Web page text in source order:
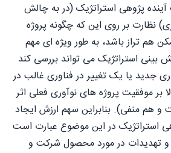
پژوهی استراتژیک (در به چالش
نظارت بر روی این که چگونه پروژه
هم تراز باشد، به طور ویژه ای مهم
بینی استراتژیک می تواند بررسی کند
جدید یا یک تغییر در فناوری غالب در
موفقیت پروژه های نوآوری فعلی اثر
و هم منفی). بنابراین سهم ارزش ایجاد
استراتژیک در این موضوع عبارت است
تهدیدات در مورد محصول شرکت و